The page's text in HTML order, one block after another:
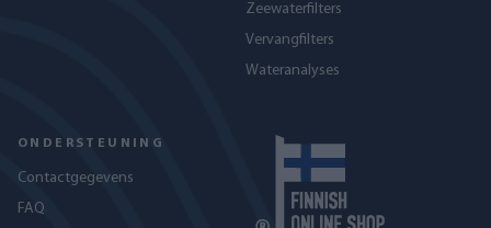
Zeewaterfilters
Vervangfilters
Wateranalyses
ONDERSTEUNING
Contactgegevens
FAQ